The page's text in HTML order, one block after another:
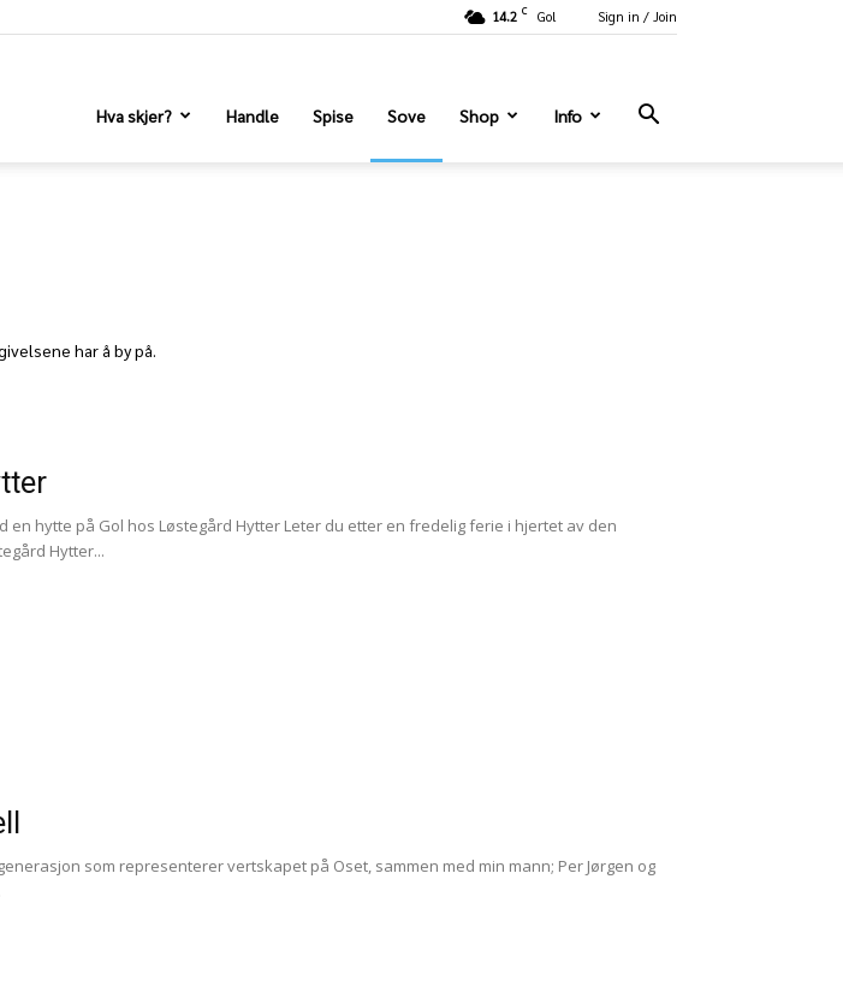
14.2 C Gol Sign in / Join
Hva skjer? Handle Spise Sove Shop Info
har å by på.
en hytte på Gol hos Løstegård Hytter Leter du etter en fredelig ferie i hjertet av den
Hytter...
som representerer vertskapet på Oset, sammen med min mann; Per Jørgen og